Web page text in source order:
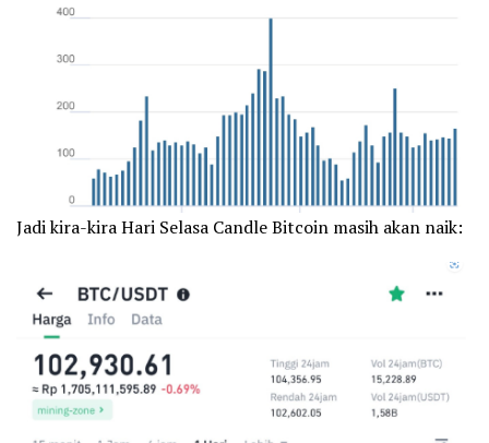
Jadi kira-kira Hari Selasa Candle Bitcoin masih akan naik: